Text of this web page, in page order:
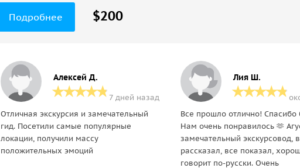
Подробнее $200
Алексей Д.
7 дней назад
Отличная экскурсия и замечательный
гид. Посетили самые популярные
локации, получили массу
положительных эмоций
Лия Ш.
Все прошло отлично! Спасибо
Нам очень понравилось 🫶
замечательный экскурсовод,
рассказал, все показал,
говорит по-русски. Очень